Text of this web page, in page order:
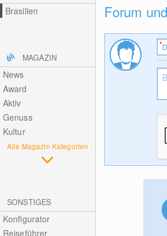
Brasilien
MAGAZIN
News
Award
Aktiv
Genuss
Kultur
Alle Magazin Kategorien
SONSTIGES
Konfigurator
Reiseführer
Forum